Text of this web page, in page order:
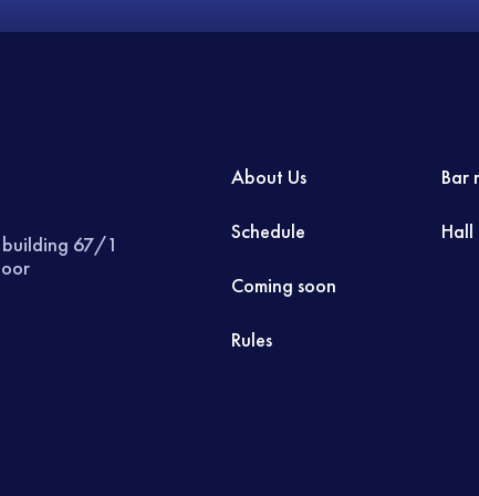
building 67/1
About Us
Schedule
Coming soon
Rules
Bar